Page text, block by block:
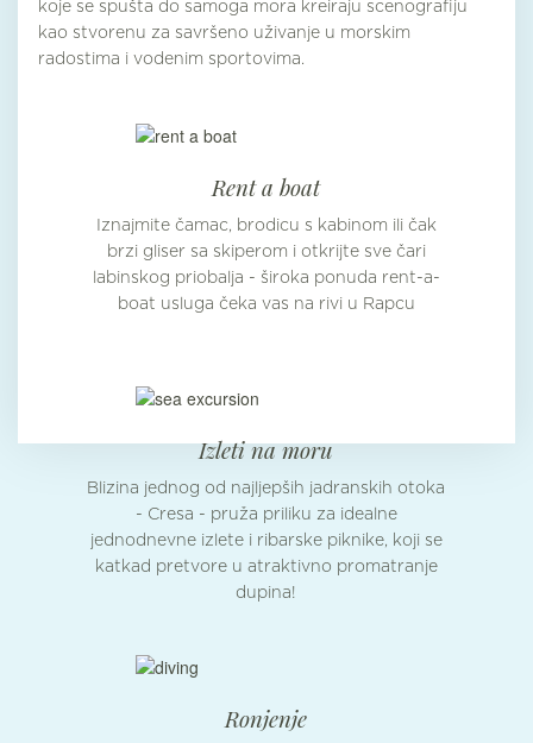
Rent a boat
Iznajmite čamac, brodicu s kabinom ili čak
brzi gliser sa skiperom i otkrijte sve čari
labinskog priobalja - široka ponuda rent-a-
boat usluga čeka vas na rivi u Rapcu
koje se spušta do samoga mora kreiraju scenografiju
kao stvorenu za savršeno uživanje u morskim
radostima i vodenim sportovima.
Ronjenje
Izleti na moru
Blizina jednog od najljepših jadranskih otoka
- Cresa - pruža priliku za idealne
jednodnevne izlete i ribarske piknike, koji se
katkad pretvore u atraktivno promatranje
dupina!